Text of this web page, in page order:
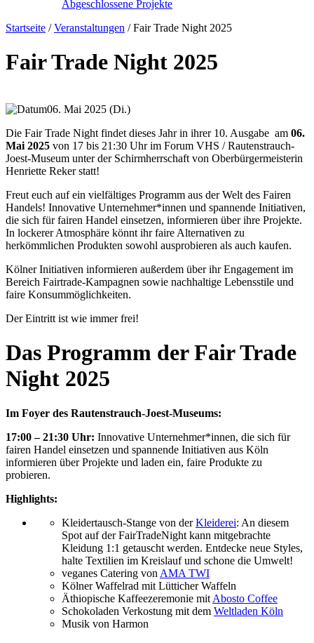
Abgeschlossene Projekte
Startseite /Veranstaltungen /Fair Trade Night 2025
Fair Trade Night 2025
06. Mai 2025 (Di.)
Die Fair Trade Night findet dieses Jahr in ihrer 10. Ausgabe am 06.
Mai 2025 von 17 bis 21:30 Uhr im Forum VHS / Rautenstrauch-
Joest-Museum unter der Schirmherrschaft von Oberbürgermeisterin
Henriette Reker statt!
Freut euch auf ein vielfältiges Programm aus der Welt des Fairen
Handels! Innovative Unternehmer*innen und spannende Initiativen,
die sich für fairen Handel einsetzen, informieren über ihre Projekte.
In lockerer Atmosphäre könnt ihr faire Alternativen zu
herkömmlichen Produkten sowohl ausprobieren als auch kaufen.
Kölner Initiativen informieren außerdem über ihr Engagement im
Bereich Fairtrade-Kampagnen sowie nachhaltige Lebensstile und
faire Konsummöglichkeiten.
Der Eintritt ist wie immer frei!
Das Programm der Fair Trade
Night 2025
Im Foyer des Rautenstrauch-Joest-Museums:
17:00 – 21:30 Uhr: Innovative Unternehmer*innen, die sich für
fairen Handel einsetzen und spannende Initiativen aus Köln
informieren über Projekte und laden ein, faire Produkte zu
probieren.
Highlights:
Kleidertausch-Stange von derKleiderei: An diesem
Spot auf der FairTradeNight kann mitgebrachte
Kleidung 1:1 getauscht werden. Entdecke neue Styles,
halte Textilien im Kreislauf und schone die Umwelt!
veganes Catering von AMA TWI
Kölner Waffelrad mit Lütticher Waffeln
Äthiopische Kaffeezeremonie mit Abosto Coffee
Schokoladen Verkostung mit dem Weltladen Köln
Musik von Harmon